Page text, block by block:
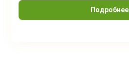
Подробнее